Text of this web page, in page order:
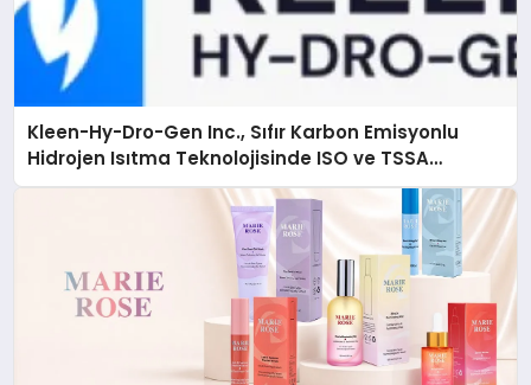
Kleen-Hy-Dro-Gen Inc., Sıfır Karbon Emisyonlu
Hidrojen Isıtma Teknolojisinde ISO ve TSSA
Düzenleyici Onaylarını Aldı